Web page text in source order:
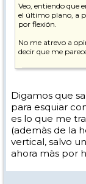
Veo, entiendo que
el último plano, a
por flexión.
No me atrevo a
decir que me
Digamos que
para esquiar
es lo que me
(ademàs de la
vertical, salvo
ahora màs por